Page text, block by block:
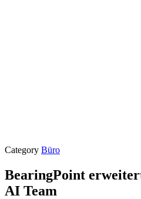
Category Büro
BearingPoint
AI Team